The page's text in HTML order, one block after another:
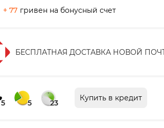
+ 77 гривен на бонусный счет
БЕСПЛАТНАЯ ДОСТАВКА НОВОЙ
5 5 23
Купить в кредит